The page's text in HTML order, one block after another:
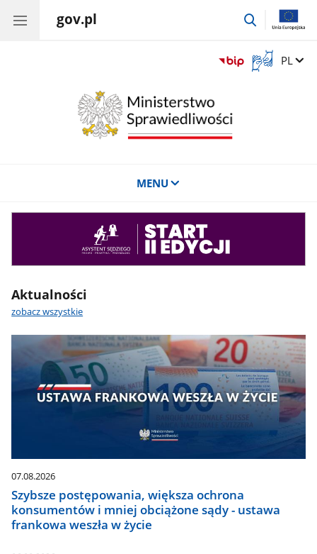
gov.pl
przejdź
Otwórz
okno
Zmień
PL
MENU
Aktualności
zobacz wszystkie
07.08.2026
Szybsze postępowania, większa ochrona
konsumentów i mniej obciążone sądy - ustawa
frankowa weszła w życie